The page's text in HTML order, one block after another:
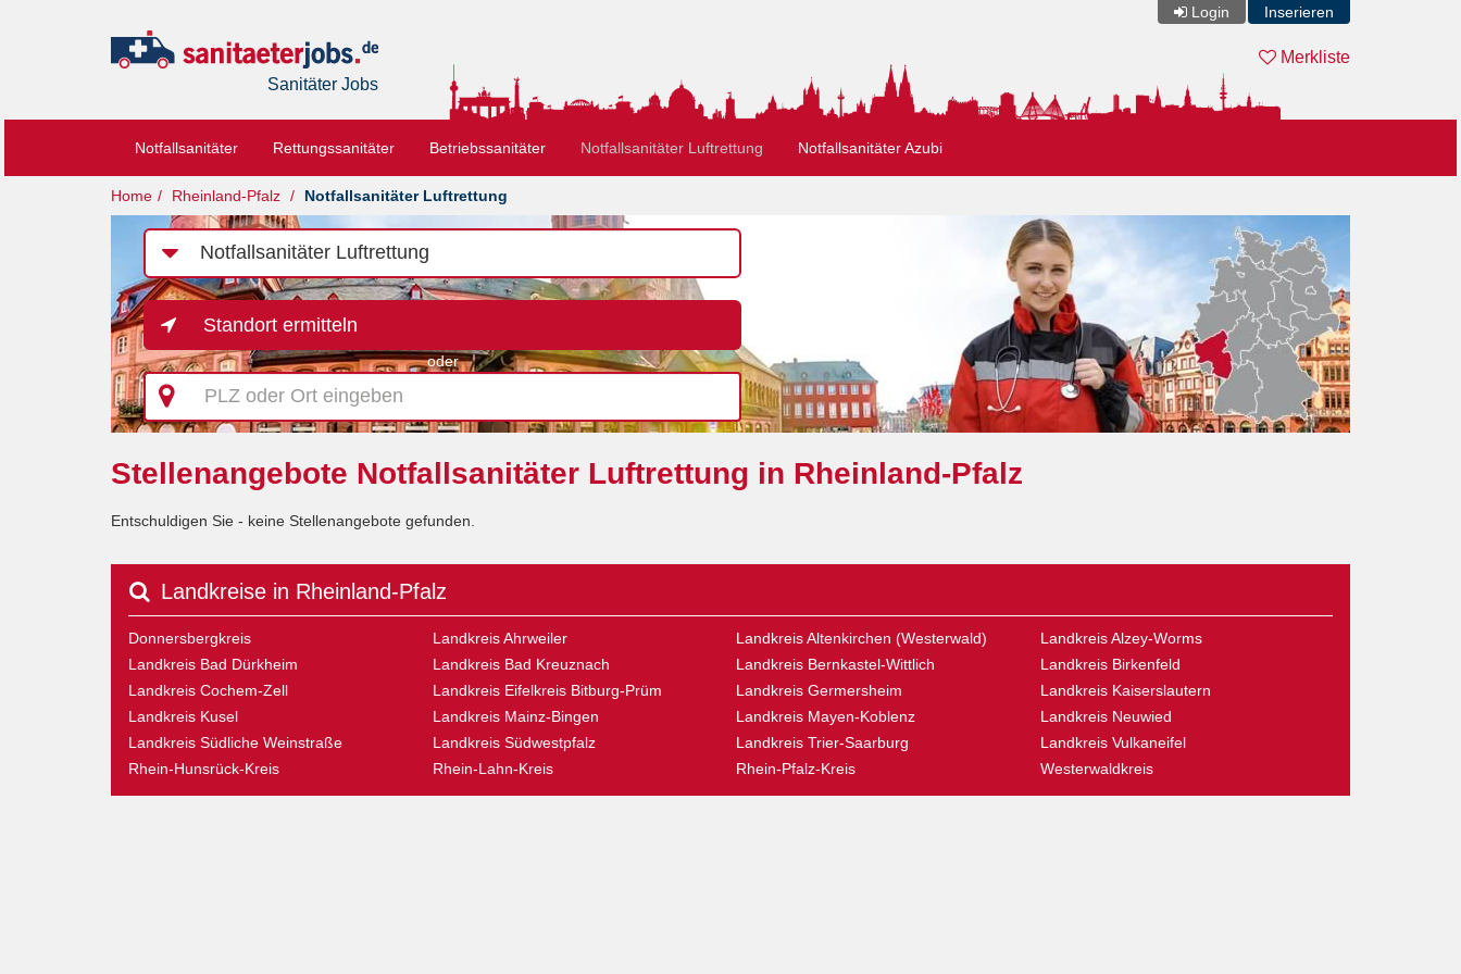
Login Inserieren
Sanitäter Jobs
Merkliste
Notfallsanitäter Rettungssanitäter Betriebssanitäter Notfallsanitäter Luftrettung Notfallsanitäter Azubi
Home Rheinland-Pfalz Notfallsanitäter Luftrettung
Job-
Kategorie
Standort ermitteln
oder
PLZ
oder
Ort
Stellenangebote Notfallsanitäter Luftrettung in Rheinland-Pfalz
Entschuldigen Sie - keine Stellenangebote gefunden.
Landkreise in Rheinland-Pfalz
Donnersbergkreis Landkreis Ahrweiler Landkreis Altenkirchen (Westerwald)
Landkreis Alzey-Worms
Landkreis Bad Dürkheim
Landkreis Bad Kreuznach Landkreis Bernkastel-Wittlich
Landkreis Birkenfeld
Landkreis Cochem-Zell
Landkreis Eifelkreis Bitburg-Prüm Landkreis Germersheim
Landkreis Kaiserslautern
Landkreis Kusel
Landkreis Mainz-Bingen Landkreis Mayen-Koblenz
Landkreis Neuwied
Landkreis Südliche Weinstraße
Landkreis Südwestpfalz Landkreis Trier-Saarburg
Landkreis Vulkaneifel
Rhein-Hunsrück-Kreis
Rhein-Lahn-Kreis Rhein-Pfalz-Kreis Westerwaldkreis